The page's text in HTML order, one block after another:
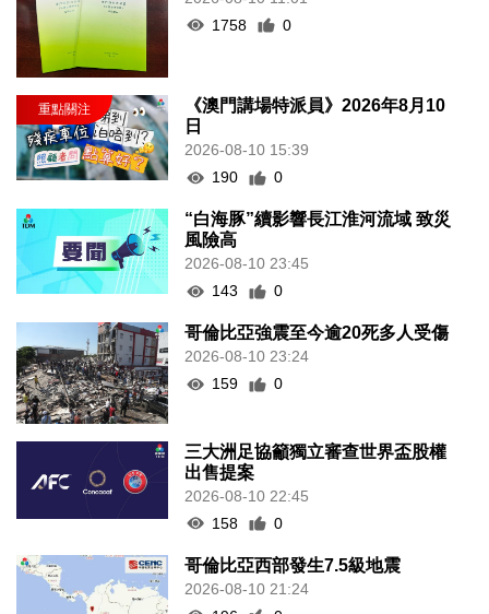
1758
0
《澳門講場特派員》2026年8月10
日
2026-08-10 15:39
190
0
“白海豚”續影響長江淮河流域 致災
風險高
2026-08-10 23:45
143
0
哥倫比亞強震至今逾20死多人受傷
2026-08-10 23:24
159
0
三大洲足協籲獨立審查世界盃股權
出售提案
2026-08-10 22:45
158
0
哥倫比亞西部發生7.5級地震
2026-08-10 21:24